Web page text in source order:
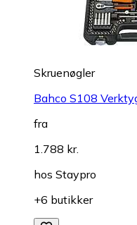
Skruenøgler
Bahco S108
fra
1.788 kr.
hos Staypro
+6 butikker